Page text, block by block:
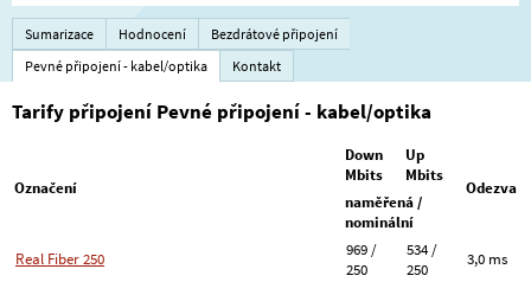
Sumarizace Hodnocení
Bezdrátové připojení
Pevné připojení - kabel/optika
Kontakt
Tarify připojení Pevné připojení - kabel/optika
Označení
Down
Mbits
Up
Mbits
Odezva
naměřená /
nominální
Real Fiber 250
969 /
250
534 /
250
3,0 ms